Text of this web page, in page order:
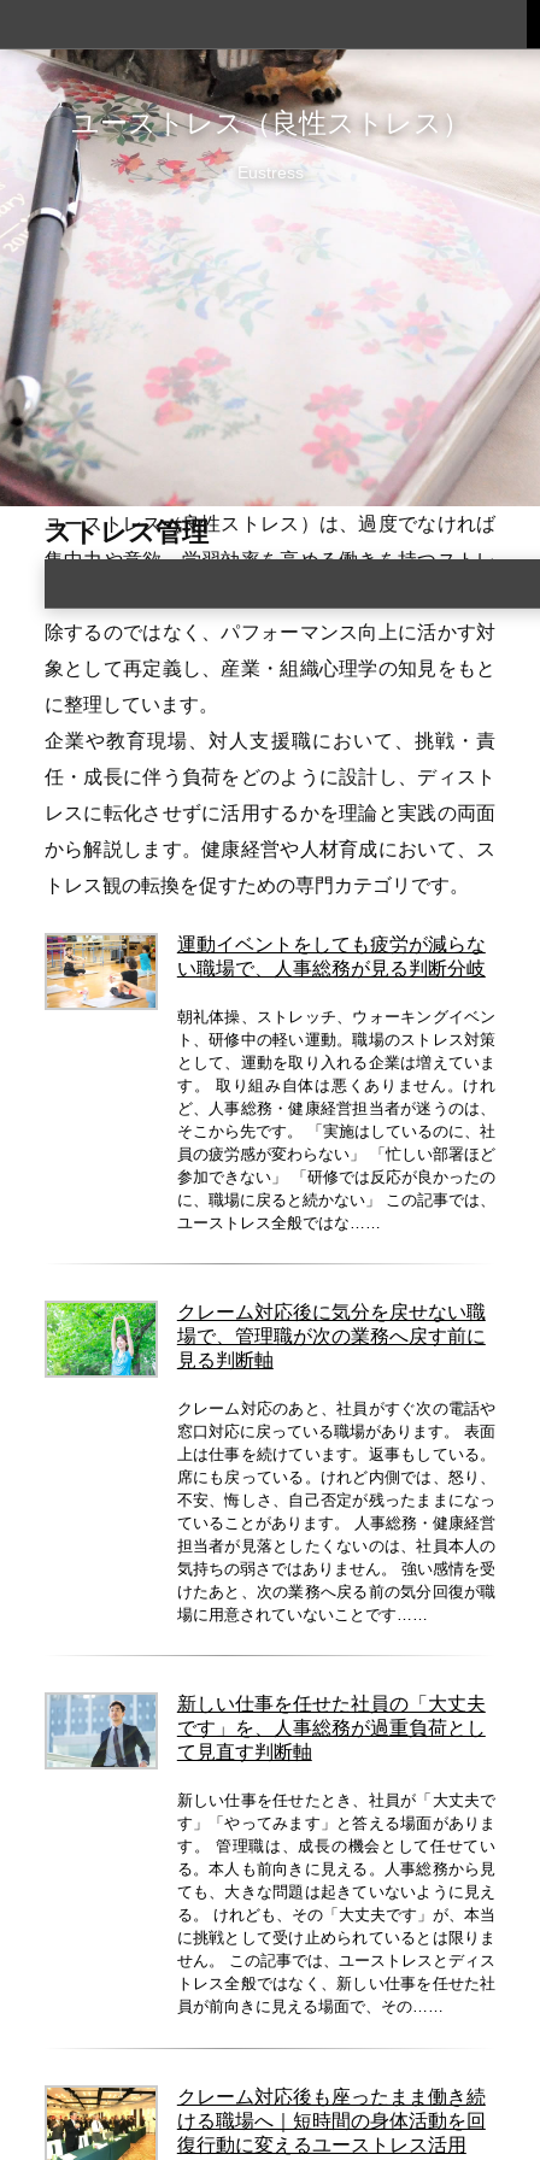
ユーストレス（良性ストレス）
Eustress
ストレス管理
ユーストレス（良性ストレス）は、過度でなければ
集中力や意欲、学習効率を高める働きを持つストレ
除するのではなく、パフォーマンス向上に活かす対
象として再定義し、産業・組織心理学の知見をもと
に整理しています。
企業や教育現場、対人支援職において、挑戦・責
任・成長に伴う負荷をどのように設計し、ディスト
レスに転化させずに活用するかを理論と実践の両面
から解説します。健康経営や人材育成において、ス
トレス観の転換を促すための専門カテゴリです。
運動イベントをしても疲労が減らな
い職場で、人事総務が見る判断分岐
朝礼体操、ストレッチ、ウォーキングイベン
ト、研修中の軽い運動。職場のストレス対策
として、運動を取り入れる企業は増えていま
す。 取り組み自体は悪くありません。けれ
ど、人事総務・健康経営担当者が迷うのは、
そこから先です。 「実施はしているのに、社
員の疲労感が変わらない」 「忙しい部署ほど
参加できない」 「研修では反応が良かったの
に、職場に戻ると続かない」 この記事では、
ユーストレス全般ではな……
クレーム対応後に気分を戻せない職
場で、管理職が次の業務へ戻す前に
見る判断軸
クレーム対応のあと、社員がすぐ次の電話や
窓口対応に戻っている職場があります。 表面
上は仕事を続けています。返事もしている。
席にも戻っている。けれど内側では、怒り、
不安、悔しさ、自己否定が残ったままになっ
ていることがあります。 人事総務・健康経営
担当者が見落としたくないのは、社員本人の
気持ちの弱さではありません。 強い感情を受
けたあと、次の業務へ戻る前の気分回復が職
場に用意されていないことです……
新しい仕事を任せた社員の「大丈夫
です」を、人事総務が過重負荷とし
て見直す判断軸
新しい仕事を任せたとき、社員が「大丈夫で
す」「やってみます」と答える場面がありま
す。 管理職は、成長の機会として任せてい
る。本人も前向きに見える。人事総務から見
ても、大きな問題は起きていないように見え
る。 けれども、その「大丈夫です」が、本当
に挑戦として受け止められているとは限りま
せん。 この記事では、ユーストレスとディス
トレス全般ではなく、新しい仕事を任せた社
員が前向きに見える場面で、その……
クレーム対応後も座ったまま働き続
ける職場へ｜短時間の身体活動を回
復行動に変えるユーストレス活用